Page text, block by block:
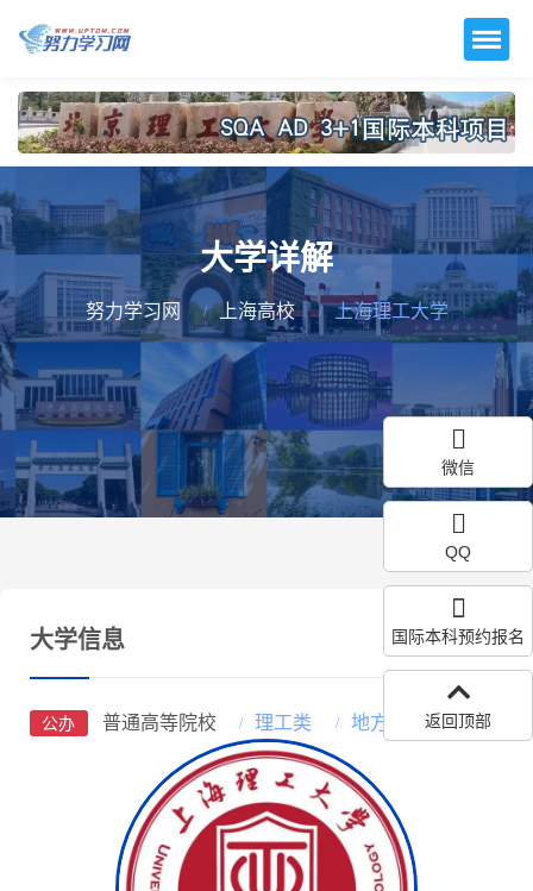
大学详解
努力学习网 上海高校 上海理工大学
大学信息
公办 普通高等院校 理工类 地方所属高校
微信
QQ
国际本科预约报名
返回顶部